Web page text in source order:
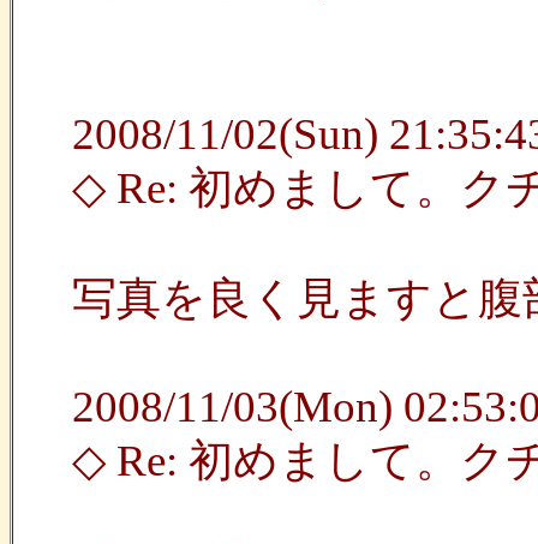
2008/11/02(Sun)
◇ Re: 初めまして。ク
写真を良く見ますと
2008/11/03(Mon)
◇ Re: 初めまして。ク